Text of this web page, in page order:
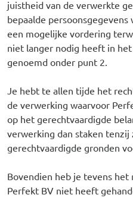
juistheid van de verwerkte
bepaalde
een mogelijke vordering
niet langer nodig heeft in
genoemd onder punt 2.
Je hebt te allen tijde het
de verwerking waarvoor
op het gerechtvaardigde
verwerking dan staken tenzij
gerechtvaardigde gronden
Bovendien heb je tevens
Perfekt BV niet heeft